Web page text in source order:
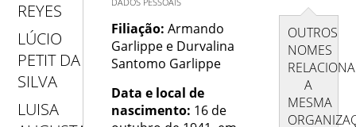
REYES
LÚCIO
PETIT DA
SILVA
LUISA
Filiação:Armando
Garlippe e Durvalina
Santomo Garlippe
Data e local de
nascimento: 16 de
OUTROS
NOMES
A
MESMA